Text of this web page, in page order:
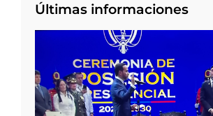
Últimas informaciones